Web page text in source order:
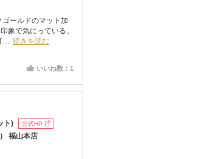
ールドのマット加
象で気にっている。
… 続きを読む
いいね数：1
ト) 公式HP
福山本店